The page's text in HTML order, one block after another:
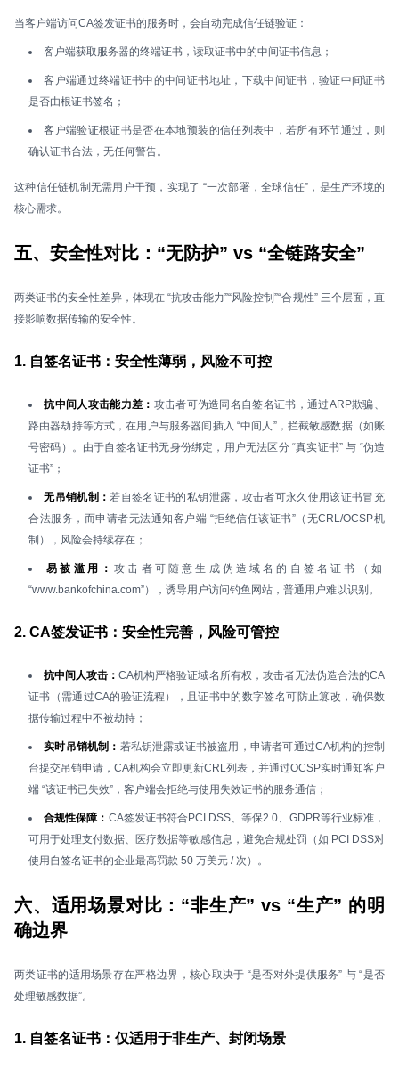
当客户端访问CA签发证书的服务时，会自动完成信任链验证：
客户端获取服务器的终端证书，读取证书中的中间证书信息；
客户端通过终端证书中的中间证书地址，下载中间证书，验证中间证书
是否由根证书签名；
客户端验证根证书是否在本地预装的信任列表中，若所有环节通过，则
确认证书合法，无任何警告。
这种信任链机制无需用户干预，实现了 “一次部署，全球信任”，是生产环境的
核心需求。
五、安全性对比：“无防护” vs “全链路安全”
两类证书的安全性差异，体现在 “抗攻击能力”“风险控制”“合规性” 三个层面，直
接影响数据传输的安全性。
1. 自签名证书：安全性薄弱，风险不可控
抗中间人攻击能力差： 攻击者可伪造同名自签名证书，通过ARP欺骗、
路由器劫持等方式，在用户与服务器间插入 “中间人”，拦截敏感数据（如账
号密码）。由于自签名证书无身份绑定，用户无法区分 “真实证书” 与 “伪造
证书”；
无吊销机制：若自签名证书的私钥泄露，攻击者可永久使用该证书冒充
合法服务，而申请者无法通知客户端 “拒绝信任该证书”（无CRL/OCSP机
制），风险会持续存在；
易被滥用：攻击者可随意生成伪造域名的自签名证书（如
“www.bankofchina.com”），诱导用户访问钓鱼网站，普通用户难以识别。
2. CA签发证书：安全性完善，风险可管控
抗中间人攻击：CA机构严格验证域名所有权，攻击者无法伪造合法的CA
证书（需通过CA的验证流程），且证书中的数字签名可防止篡改，确保数
据传输过程中不被劫持；
实时吊销机制： 若私钥泄露或证书被盗用，申请者可通过CA机构的控制
台提交吊销申请，CA机构会立即更新CRL列表，并通过OCSP实时通知客户
端 “该证书已失效”，客户端会拒绝与使用失效证书的服务通信；
合规性保障： CA签发证书符合PCI DSS、等保2.0、GDPR等行业标准，
可用于处理支付数据、医疗数据等敏感信息，避免合规处罚（如 PCI DSS对
使用自签名证书的企业最高罚款 50 万美元 / 次）。
六、适用场景对比：“非生产” vs “生产” 的明
确边界
两类证书的适用场景存在严格边界，核心取决于 “是否对外提供服务” 与 “是否
处理敏感数据”。
1. 自签名证书：仅适用于非生产、封闭场景